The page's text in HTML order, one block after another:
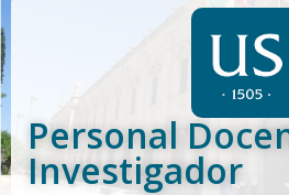
Personal
Investigador